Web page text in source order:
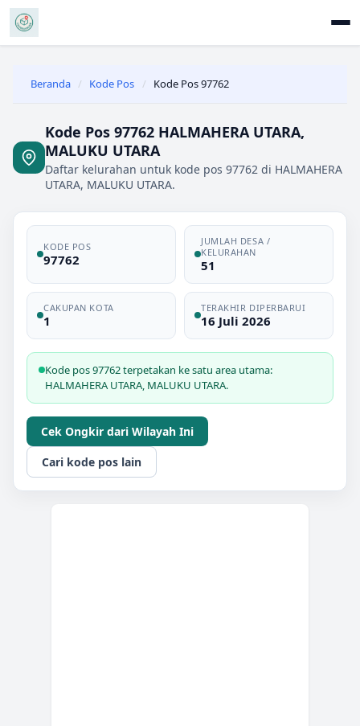
Beranda / Kode Pos / Kode Pos 97762
Kode Pos 97762 HALMAHERA UTARA,
MALUKU UTARA
Daftar kelurahan untuk kode pos 97762 di HALMAHERA
UTARA, MALUKU UTARA.
KODE POS
97762
JUMLAH DESA /
KELURAHAN
51
CAKUPAN KOTA
1
TERAKHIR DIPERBARUI
16 Juli 2026
Kode pos 97762 terpetakan ke satu area utama:
HALMAHERA UTARA, MALUKU UTARA.
Cek Ongkir dari Wilayah Ini
Cari kode pos lain